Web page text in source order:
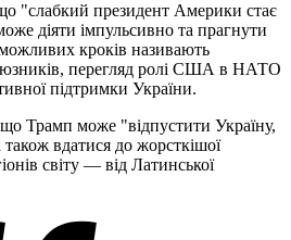
"слабкий президент Америки стає
діяти імпульсивно та прагнути
кроків називають
перегляд ролі США в НАТО
підтримки України.
Трамп може "відпустити Україну,
вдатися до жорсткішої
світу — від Латинської